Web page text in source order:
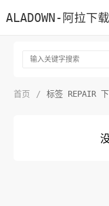
ALADOWN-阿拉下载
首页 / 标签 REPAIR